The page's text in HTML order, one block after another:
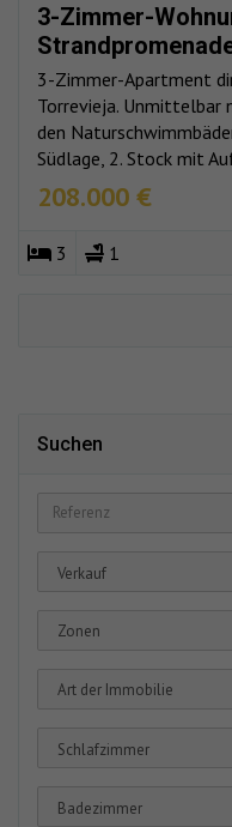
3-Zimmer-
3-Zimmer-Apartment
Torrevieja. Unmittelbar
den
Südlage, 2. Stock mit
208.000 €
3 1
Suchen
Zonen
Art der Immobilie